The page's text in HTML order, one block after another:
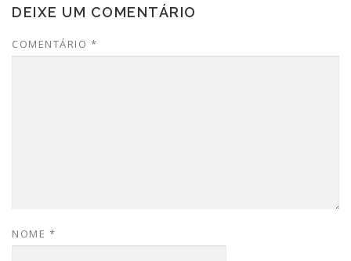
DEIXE UM COMENTÁRIO
COMENTÁRIO *
NOME *